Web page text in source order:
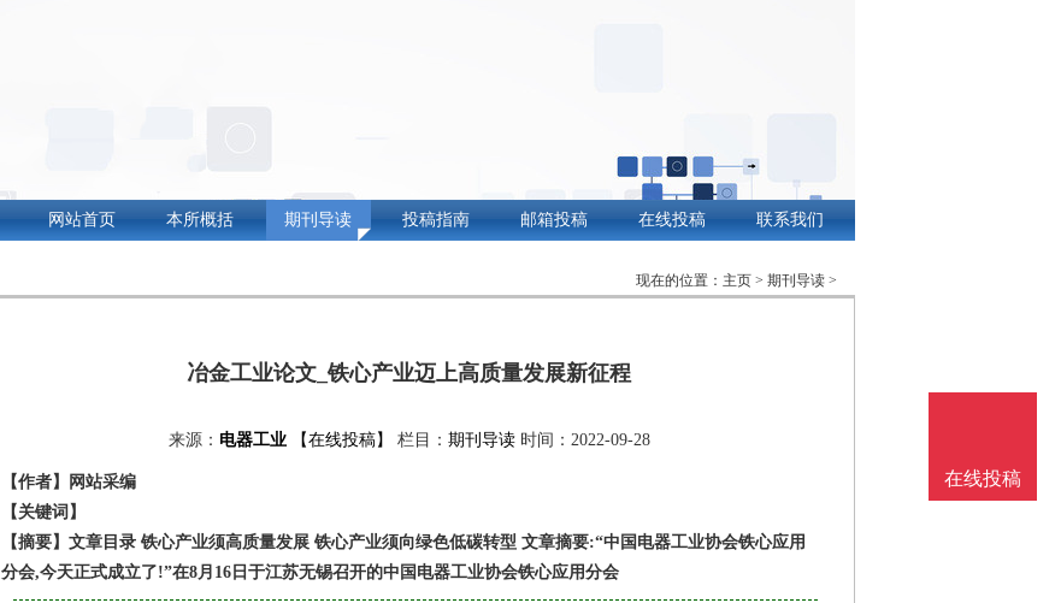
网站首页 本所概括 期刊导读 投稿指南 邮箱投稿 在线投稿 联系我们
现在的位置： 主页> 期刊导读>
冶金工业论文_铁心产业迈上高质量发展新征程
来源： 电器工业 【在线投稿】 栏目： 期刊导读时间：2022-09-28
【作者】网站采编
【关键词】
【摘要】文章目录 铁心产业须高质量发展 铁心产业须向绿色低碳转型 文章摘要:“中国电器工业协会铁心应用
分会,今天正式成立了!”在8月16日于江苏无锡召开的中国电器工业协会铁心应用分会
在线投稿